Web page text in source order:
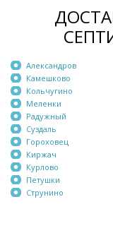
Александров
Камешково
Кольчугино
Меленки
Радужный
Суздаль
Гороховец
Киржач
Курлово
Петушки
Струнино